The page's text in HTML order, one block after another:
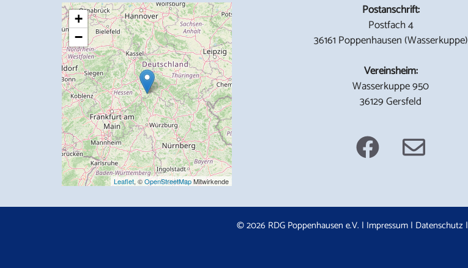
+
−
Leaflet, ©OpenStreetMapMitwirkende
Postanschrift:
Postfach 4
36161 Poppenhausen (Wasserkuppe)
Vereinsheim:
Wasserkuppe 950
36129 Gersfeld
© 2026 RDG Poppenhausen e.V. | Impressum| Datenschutz |